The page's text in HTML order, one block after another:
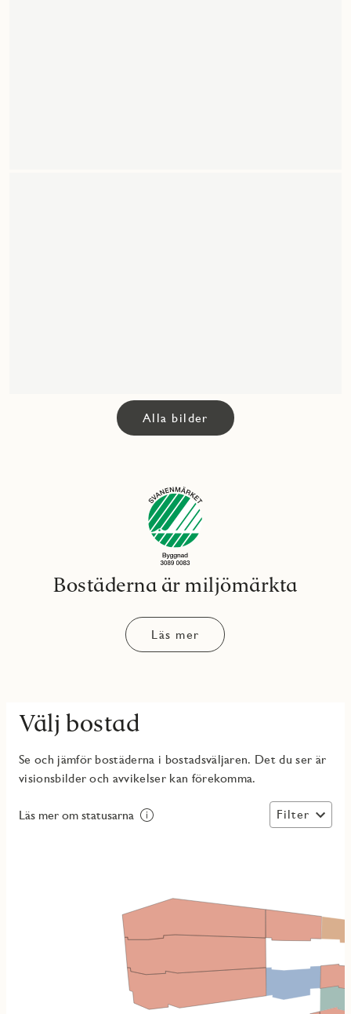
Alla bilder
Bostäderna är miljömärkta
Läs mer
Välj bostad
Se och jämför bostäderna i bostadsväljaren. Det du ser är
visionsbilder och avvikelser kan förekomma.
Läs mer om statusarna Filter